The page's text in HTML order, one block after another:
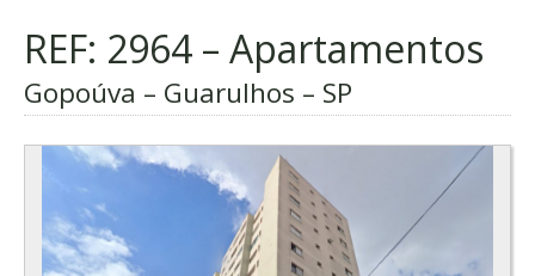
REF: 2964 – Apartamentos
Gopoúva – Guarulhos – SP